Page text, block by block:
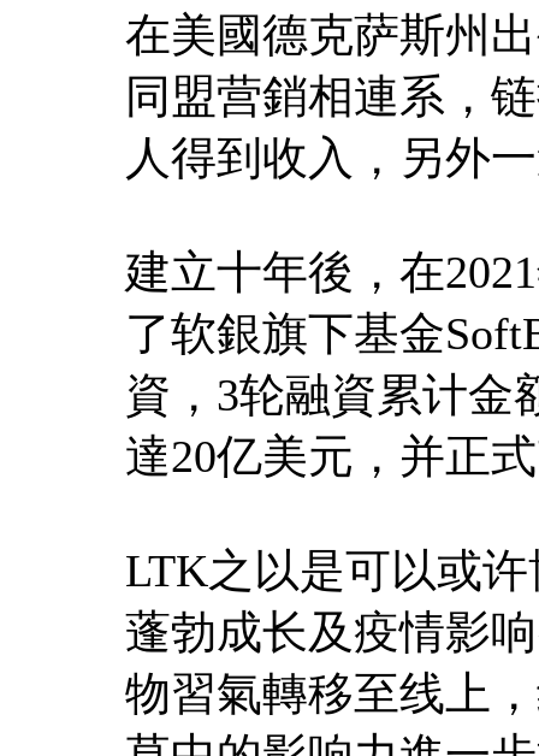
在美國德克萨斯州
同盟营銷相連系，
人得到收入，另外
建立十年後，在
了软銀旗下基金
資，3轮融資累计金
達20亿美元，并正
LTK之以是可以或
蓬勃成长及疫情影
物習氣轉移至线上